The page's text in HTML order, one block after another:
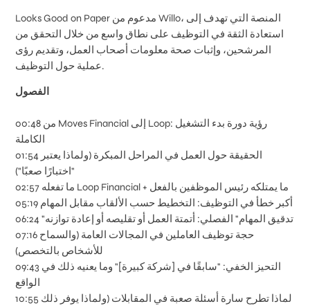
Looks Good on Paper مدعوم من Willo، المنصة التي تهدف إلى
استعادة الثقة في التوظيف على نطاق واسع من خلال التحقق من
المرشحين، وإثبات صحة معلومات أصحاب العمل، وتقديم رؤى
عملية حول التوظيف.
الفصول
00:48 من Moves Financial إلى Loop: رؤية دورة بدء التشغيل
الكاملة
01:54 الحقيقة حول العمل في المراحل المبكرة (ولماذا يعتبر
"اختبارًا صعبًا")
02:57 ما تفعله Loop Financial + ما يمتلكه رئيس الموظفين بالفعل
05:19 أكبر خطأ في التوظيف: التخطيط حسب الألقاب مقابل المهام
06:24 "تدقيق المهام" الفصلي: أتمتة العمل أو تقليصه أو إعادة توازنه
07:16 حجة توظيف العاملين في المجالات العامة (والسماح
للأشخاص بالتخصص)
09:43 التحيز الخفي: "سابقًا في [شركة كبيرة]" وما يعنيه ذلك في
الواقع
10:55 لماذا تطرح سارة أسئلة صعبة في المقابلات (ولماذا يوفر ذلك